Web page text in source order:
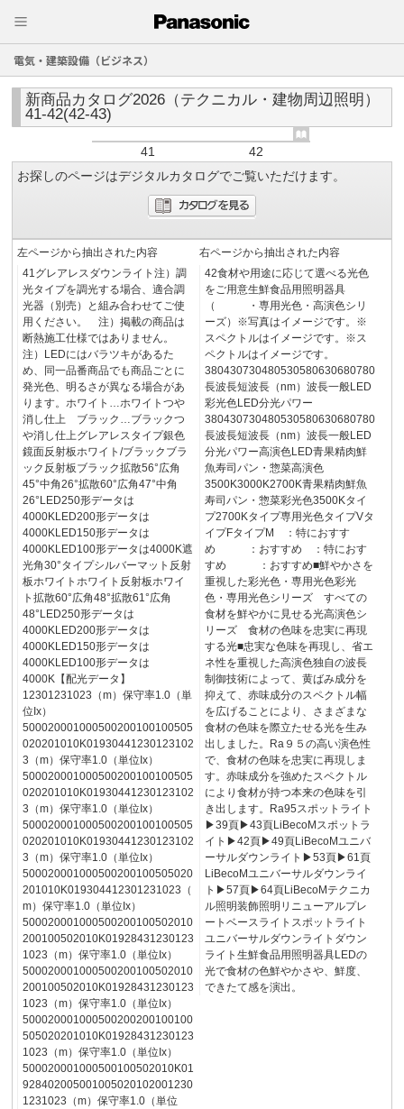
電気・建築設備（ビジネス）
新商品カタログ2026（テクニカル・建物周辺照明）
41-42(42-43)
41
42
お探しのページはデジタルカタログでご覧いただけます。
左ページから抽出された内容
41グレアレスダウンライト注）調
光タイプを調光する場合、適合調
光器（別売）と組み合わせてご使
用ください。 注）掲載の商品は
断熱施工仕様ではありません。
注）LEDにはバラツキがあるた
め、同一品番商品でも商品ごとに
発光色、明るさが異なる場合があ
ります。ホワイト…ホワイトつや
消し仕上 ブラック…ブラックつ
や消し仕上グレアレスタイプ銀色
鏡面反射板ホワイト/ブラックブラ
ック反射板ブラック拡散56°広角
45°中角26°拡散60°広角47°中角
26°LED250形データは
4000KLED200形データは
4000KLED150形データは
4000KLED100形データは4000K遮
光角30°タイプシルバーマット反射
板ホワイトホワイト反射板ホワイ
ト拡散60°広角48°拡散61°広角
48°LED250形データは
4000KLED200形データは
4000KLED150形データは
4000KLED100形データは
4000K【配光データ】
12301231023（m）保守率1.0（単
位Ix）
500020001000500200100100505
020201010K01930441230123102
3（m）保守率1.0（単位Ix）
500020001000500200100100505
020201010K01930441230123102
3（m）保守率1.0（単位Ix）
500020001000500200100100505
020201010K01930441230123102
3（m）保守率1.0（単位Ix）
500020001000500200100505020
201010K019304412301231023（
m）保守率1.0（単位Ix）
500020001000500200100502010
200100502010K01928431230123
1023（m）保守率1.0（単位Ix）
500020001000500200100502010
200100502010K01928431230123
1023（m）保守率1.0（単位Ix）
500020001000500200200100100
505020201010K01928431230123
1023（m）保守率1.0（単位Ix）
500020001000500100502010K01
928402005001005020102001230
1231023（m）保守率1.0（単位
右ページから抽出された内容
42食材や用途に応じて選べる光色
をご用意生鮮食品用照明器具
（ ・専用光色・高演色シリ
ーズ）※写真はイメージです。※
スペクトルはイメージです。※ス
ペクトルはイメージです。
380430730480530580630680780
長波長短波長（nm）波長一般LED
彩光色LED分光パワー
380430730480530580630680780
長波長短波長（nm）波長一般LED
分光パワー高演色LED青果精肉鮮
魚寿司パン・惣菜高演色
3500K3000K2700K青果精肉鮮魚
寿司パン・惣菜彩光色3500Kタイ
プ2700Kタイプ専用光色タイプVタ
イプFタイプM ：特におすす
め ：おすすめ ：特におす
すめ ：おすすめ■鮮やかさを
重視した彩光色・専用光色彩光
色・専用光色シリーズ すべての
食材を鮮やかに見せる光高演色シ
リーズ 食材の色味を忠実に再現
する光■忠実な色味を再現し、省エ
ネ性を重視した高演色独自の波長
制御技術によって、黄ばみ成分を
抑えて、赤味成分のスペクトル幅
を広げることにより、さまざまな
食材の色味を際立たせる光を生み
出しました。Ra９５の高い演色性
で、食材の色味を忠実に再現しま
す。赤味成分を強めたスペクトル
により食材が持つ本来の色味を引
き出します。Ra95スポットライト
▶39頁▶43頁LiBecoMスポットラ
イト▶42頁▶49頁LiBecoMユニバ
ーサルダウンライト▶53頁▶61頁
LiBecoMユニバーサルダウンライ
ト▶57頁▶64頁LiBecoMテクニカ
ル照明装飾照明リニューアルプレ
ートベースライトスポットライト
ユニバーサルダウンライトダウン
ライト生鮮食品用照明器具LEDの
光で食材の色鮮やかさや、鮮度、
できたて感を演出。